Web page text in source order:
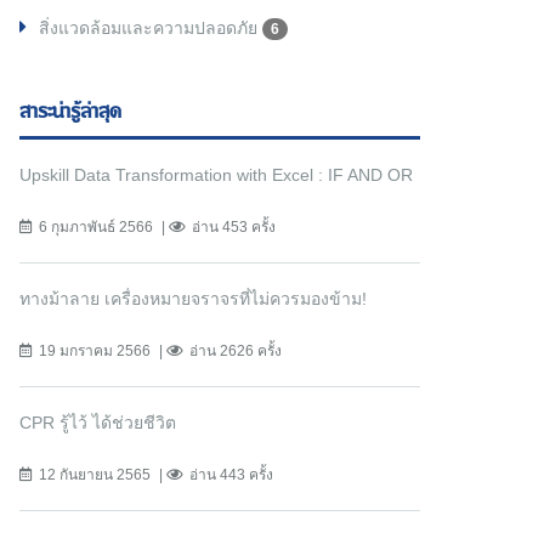
สิ่งแวดล้อมและความปลอดภัย 6
สาระน่ารู้ล่าสุด
Upskill Data Transformation with Excel : IF AND OR
6 กุมภาพันธ์ 2566 อ่าน 453 ครั้ง
ทางม้าลาย เครื่องหมายจราจรที่ไม่ควรมองข้าม!
19 มกราคม 2566 อ่าน 2626 ครั้ง
CPR รู้ไว้ ได้ช่วยชีวิต
12 กันยายน 2565 อ่าน 443 ครั้ง